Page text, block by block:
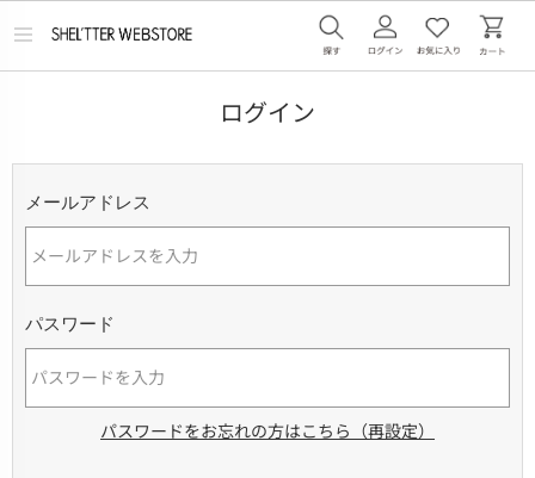
メ
ログイン
メールアドレス
パスワード
パスワードをお忘れの方はこちら（再設定）